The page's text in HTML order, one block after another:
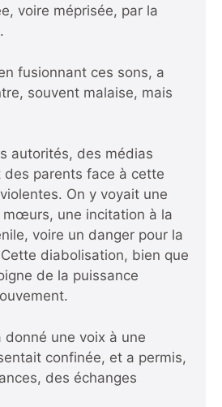
voire méprisée, par la
fusionnant ces sons, a
souvent malaise, mais
autorités, des médias
des parents face à cette
On y voyait une
mœurs, une incitation à la
voire un danger pour la
diabolisation, bien que
de la puissance
donné une voix à une
confinée, et a permis,
des échanges